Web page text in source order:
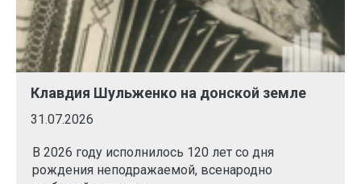
Клавдия Шульженко на донской земле
31.07.2026
В 2026 году исполнилось 120 лет со дня
рождения неподражаемой, всенародно